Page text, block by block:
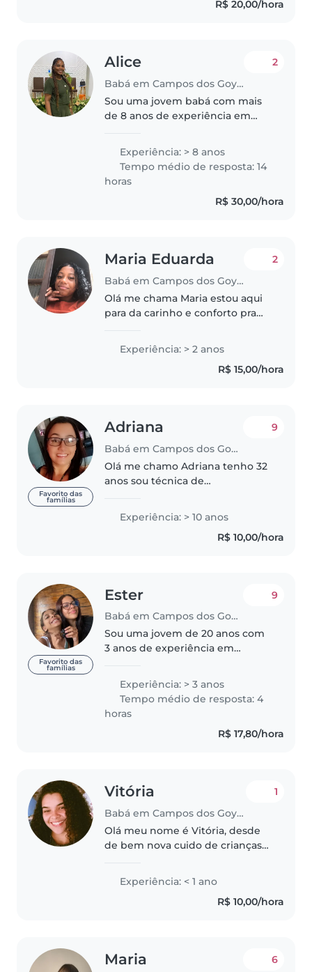
música e brincar! EstouR$ 20,00/hora
Alice
Babá em Campos dos Goytacazes
2
Sou uma jovem babá com mais
de 8 anos de experiência em
idade pré-escolar e em idade
escolar. Sou responsável,
cuidadosa e paciente,. Estou
disponível..
Experiência: > 8 anos
Tempo médio de resposta: 14
horas
R$ 30,00/hora
Maria Eduarda
Babá em Campos dos Goytacazes
2
Olá me chama Maria estou aqui
para da carinho e conforto pra
Experiência: > 2 anos
R$ 15,00/hora
Favorito das
famílias
Adriana
Babá em Campos dos Goytacazes
9
Olá me chamo Adriana tenho 32
anos sou técnica de
estou me candidatando a vaga!!
Experiência: > 10 anos
R$ 10,00/hora
Favorito das
famílias
Ester
Babá em Campos dos Goytacazes
9
Sou uma jovem de 20 anos com
3 anos de experiência em
experiências são com trabalhos
voluntários e Babysist onde
trabalhei desde bebês até
Experiência: > 3 anos
Tempo médio de resposta: 4
horas
R$ 17,80/hora
Vitória
Babá em Campos dos Goytacazes
1
Olá meu nome é Vitória, desde
de bem nova cuido de crianças
por crianças, sou paciente,
atenciosa e alegre. Faço
atividades literárias e sensoriais..
Experiência: < 1 ano
R$ 10,00/hora
Maria 6